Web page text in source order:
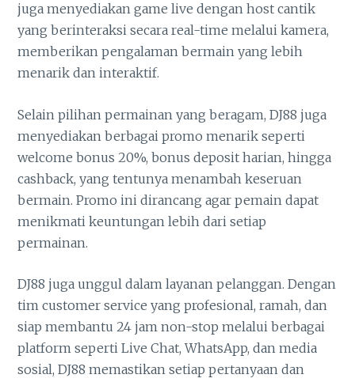
juga menyediakan game live dengan host cantik
yang berinteraksi secara real-time melalui kamera,
memberikan pengalaman bermain yang lebih
menarik dan interaktif.
Selain pilihan permainan yang beragam, DJ88 juga
menyediakan berbagai promo menarik seperti
welcome bonus 20%, bonus deposit harian, hingga
cashback, yang tentunya menambah keseruan
bermain. Promo ini dirancang agar pemain dapat
menikmati keuntungan lebih dari setiap
permainan.
DJ88 juga unggul dalam layanan pelanggan. Dengan
tim customer service yang profesional, ramah, dan
siap membantu 24 jam non-stop melalui berbagai
platform seperti Live Chat, WhatsApp, dan media
sosial, DJ88 memastikan setiap pertanyaan dan